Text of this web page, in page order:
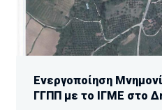
Ενεργοποίηση
ΓΓΠΠ με το